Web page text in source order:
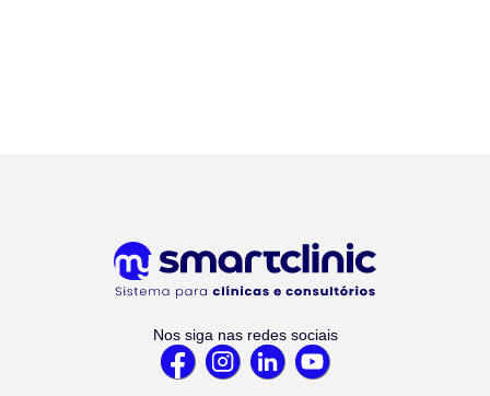
Nos siga nas redes sociais